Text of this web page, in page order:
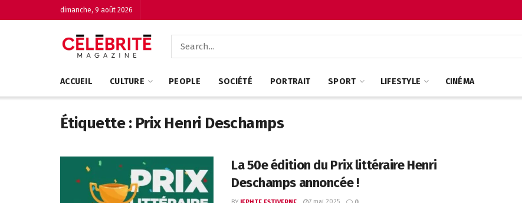
dimanche, 9 août 2026
ACCUEIL CULTURE PEOPLE SOCIÉTÉ PORTRAIT SPORT LIFESTYLE CINÉMA
Étiquette : Prix Henri Deschamps
La 50e édition du Prix littéraire Henri
Deschamps annoncée !